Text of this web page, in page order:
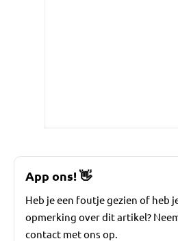
App ons!👋
Heb je een foutje gezien of heb
opmerking over dit artikel?
contact met ons op.